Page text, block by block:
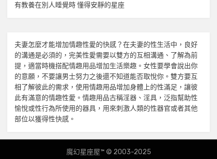
有教養在別人睡覺時 懂得安靜的星座
夫妻怎麼才能增加情趣性愛的快感？在夫妻的性生活中，良好
的溝通是必須的，完美性愛需要以雙方的互相溝通、了解為前
提，適當時機搭配情趣用品增加生活樂趣。女性要學會說出你
的意願，不要讓男士努力之後還不知道能否取悅你。雙方要互
相了解彼此的需求，使用情趣用品增加身體上的性滿足，讓彼
此有滿意的情趣性愛。 情趣用品古稱淫器、淫具，泛指幫助性
愉悅或性行為所使用的器具，用來刺激人類的性器官或者其他
部位以獲得性快感。
魔幻星座屋™ © 2003-2025